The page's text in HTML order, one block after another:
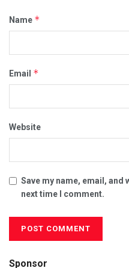
Name *
Email *
Website
Save my name, email,
next time I comment.
Sponsor